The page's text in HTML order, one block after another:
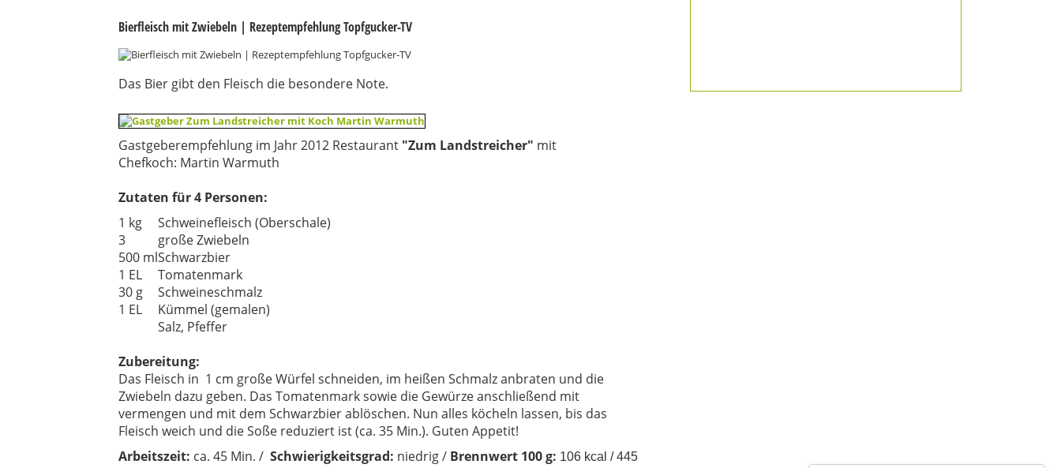
Bierfleisch mit Zwiebeln | Rezeptempfehlung Topfgucker-TV
Das Bier gibt den Fleisch die besondere Note.
Gastgeberempfehlung im Jahr 2012 Restaurant "Zum Landstreicher" mit
Chefkoch: Martin Warmuth
Zutaten für 4 Personen:
1 kg
Schweinefleisch (Oberschale)
3
große Zwiebeln
500 mlSchwarzbier
1 EL
Tomatenmark
30 g
Schweineschmalz
1 EL
Kümmel (gemalen)
Salz, Pfeffer
Zubereitung:
Das Fleisch in 1 cm große Würfel schneiden, im heißen Schmalz anbraten und die
Zwiebeln dazu geben. Das Tomatenmark sowie die Gewürze anschließend mit
vermengen und mit dem Schwarzbier ablöschen. Nun alles köcheln lassen, bis das
Fleisch weich und die Soße reduziert ist (ca. 35 Min.). Guten Appetit!
Arbeitszeit: ca. 45 Min. / Schwierigkeitsgrad: niedrig / Brennwert 100 g: 106 kcal / 445